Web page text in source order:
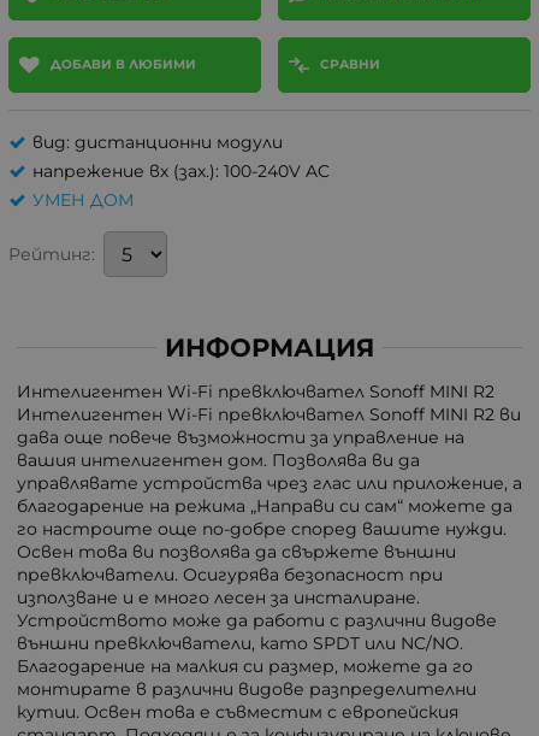
ДОБАВИ В ЛЮБИМИ СРАВНИ
вид: дистанционни модули
напрежение вх (зах.): 100-240V AC
УМЕН ДОМ
Рейтинг:
ИНФОРМАЦИЯ
Интелигентен Wi-Fi превключвател Sonoff MINI R2
Интелигентен Wi-Fi превключвател Sonoff MINI R2 ви
дава още повече възможности за управление на
вашия интелигентен дом. Позволява ви да
управлявате устройства чрез глас или приложение, а
благодарение на режима „Направи си сам“ можете да
го настроите още по-добре според вашите нужди.
Освен това ви позволява да свържете външни
превключватели. Осигурява безопасност при
използване и е много лесен за инсталиране.
Устройството може да работи с различни видове
външни превключватели, като SPDT или NC/NO.
Благодарение на малкия си размер, можете да го
монтирате в различни видове разпределителни
кутии. Освен това е съвместим с европейския